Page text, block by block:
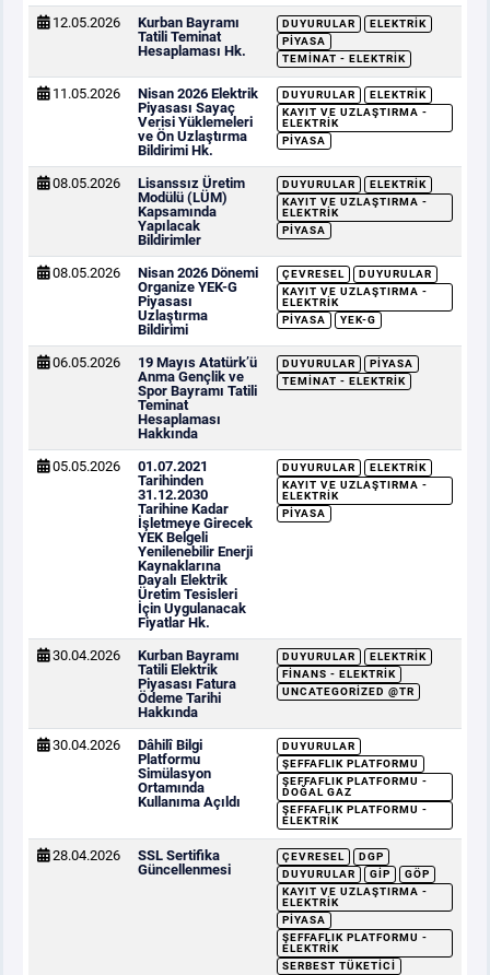
12.05.2026
Kurban Bayramı
Tatili Teminat
Hesaplaması Hk.
DUYURULAR
ELEKTRIK
PIYASA
TEMINAT - ELEKTRIK
11.05.2026
Nisan 2026 Elektrik
Piyasası Sayaç
Verisi Yüklemeleri
ve Ön Uzlaştırma
Bildirimi Hk.
DUYURULAR
ELEKTRIK
KAYIT VE UZLAŞTIRMA -
ELEKTRIK
PIYASA
08.05.2026
Lisanssız Üretim
Modülü (LÜM)
Kapsamında
Yapılacak
Bildirimler
DUYURULAR
ELEKTRIK
KAYIT VE UZLAŞTIRMA -
ELEKTRIK
PIYASA
08.05.2026
Nisan 2026 Dönemi
Organize YEK-G
Piyasası
Uzlaştırma
Bildirimi
ÇEVRESEL
DUYURULAR
KAYIT VE UZLAŞTIRMA -
ELEKTRIK
PIYASA
YEK-G
06.05.2026
19 Mayıs Atatürk’ü
Anma Gençlik ve
Spor Bayramı Tatili
Teminat
Hesaplaması
Hakkında
DUYURULAR
PIYASA
TEMINAT - ELEKTRIK
05.05.2026
01.07.2021
Tarihinden
31.12.2030
Tarihine Kadar
İşletmeye Girecek
YEK Belgeli
Yenilenebilir Enerji
Kaynaklarına
Dayalı Elektrik
Üretim Tesisleri
İçin Uygulanacak
Fiyatlar Hk.
DUYURULAR
ELEKTRIK
KAYIT VE UZLAŞTIRMA -
ELEKTRIK
PIYASA
30.04.2026
Kurban Bayramı
Tatili Elektrik
Piyasası Fatura
Ödeme Tarihi
Hakkında
DUYURULAR
ELEKTRIK
FINANS - ELEKTRIK
UNCATEGORIZED @TR
30.04.2026
Dâhilî Bilgi
Platformu
Simülasyon
Ortamında
Kullanıma Açıldı
DUYURULAR
ŞEFFAFLIK PLATFORMU
ŞEFFAFLIK PLATFORMU -
DOĞAL GAZ
ŞEFFAFLIK PLATFORMU -
ELEKTRIK
28.04.2026
SSL Sertifika
Güncellenmesi
ÇEVRESEL
DGP
DUYURULAR
GİP
GÖP
KAYIT VE UZLAŞTIRMA -
ELEKTRIK
PIYASA
ŞEFFAFLIK PLATFORMU -
ELEKTRIK
SERBEST TÜKETICI